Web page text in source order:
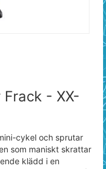
- XX-
cykel och sprutar
som maniskt skrattar
klädd i en